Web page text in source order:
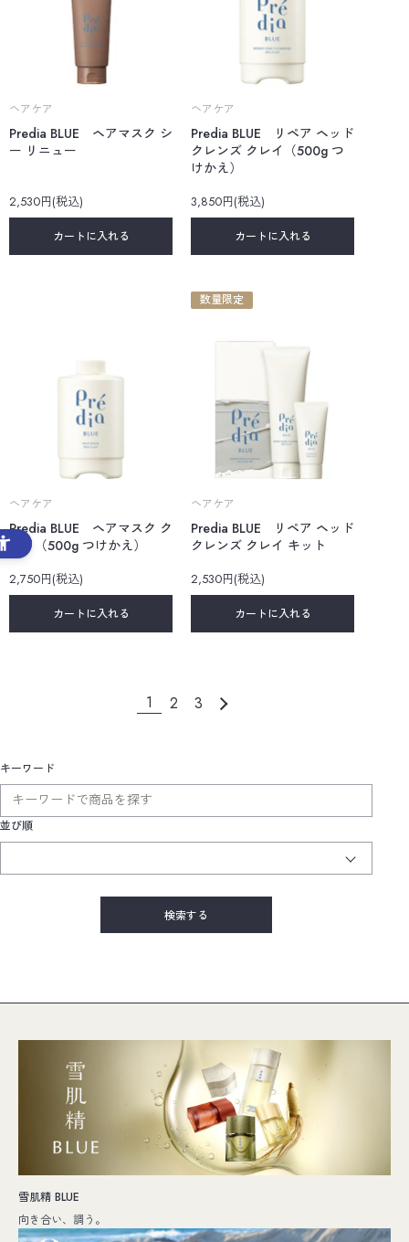
ヘアケア
Predia BLUE ヘアマスク シ
ー リニュー
2,530円(税込)
カートに入れる
ヘアケア
Predia BLUE リペア ヘッド
クレンズ クレイ（500g つ
けかえ）
3,850円(税込)
カートに入れる
ヘアケア
Predia BLUE ヘアマスク ク
レイ（500g つけかえ）
2,750円(税込)
カートに入れる
数量限定
ヘアケア
Predia BLUE リペア ヘッド
クレンズ クレイ キット
2,530円(税込)
カートに入れる
1 2 3
キーワード
並び順
雪肌精 BLUE
向き合い、調う。